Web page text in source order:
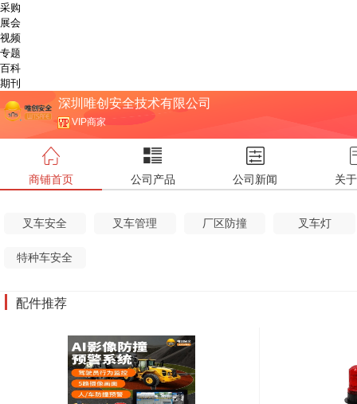
采购
展会
视频
专题
百科
期刊
深圳唯创安全技术有限公司
VIP商家
商铺首页 公司产品 公司新闻 关
叉车安全 叉车管理 厂区防撞 叉车灯
特种车安全
配件推荐